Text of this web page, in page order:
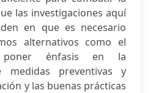
las investigaciones aquí
en que es necesario
alternativos como el
poner énfasis en la
medidas preventivas y
y las buenas prácticas